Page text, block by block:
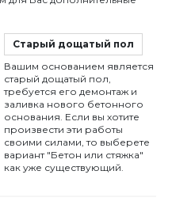
Старый дощатый пол
Вашим основанием является
старый дощатый пол,
требуется его демонтаж и
заливка нового бетонного
основания. Если вы хотите
произвести эти работы
своими силами, то выберете
вариант "Бетон или стяжка"
как уже существующий.